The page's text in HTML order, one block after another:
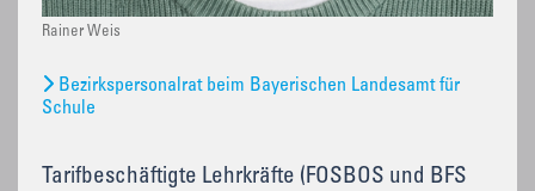
Rainer Weis
Bezirkspersonalrat beim Bayerischen Landesamt für
Schule
Tarifbeschäftigte Lehrkräfte (FOSBOS und BFS